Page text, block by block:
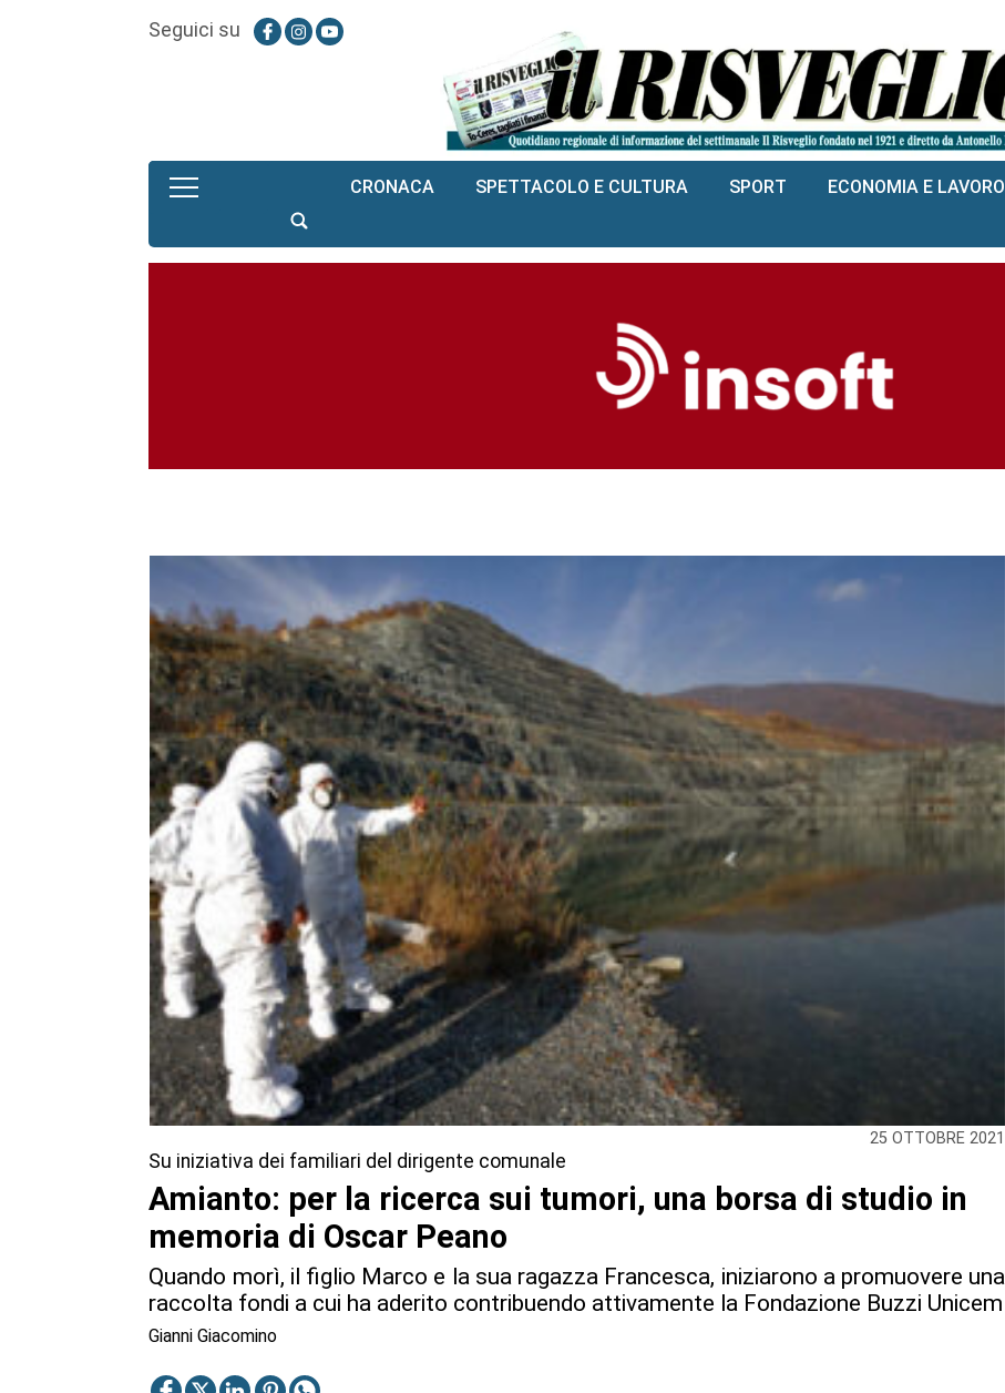
Seguici su
CRONACA SPETTACOLO E CULTURA SPORT ECONOMIA E LAVORO
25 OTTOBRE 2021
Su iniziativa dei familiari del dirigente comunale
Amianto: per la ricerca sui tumori, una borsa di studio in
memoria di Oscar Peano
Quando morì, il figlio Marco e la sua ragazza Francesca, iniziarono a promuovere una
raccolta fondi a cui ha aderito contribuendo attivamente la Fondazione Buzzi Unicem
Gianni Giacomino